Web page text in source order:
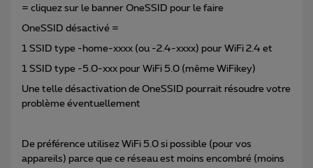
= cliquez sur le banner OneSSID pour le faire
OneSSID désactivé =
1 SSID type -home-xxxx (ou -2.4-xxxx) pour WiFi 2.4 et
1 SSID type -5.0-xxx pour WiFi 5.0 (même WiFikey)
Une telle désactivation de OneSSID pourrait résoudre votre
problème éventuellement
De préférence utilisez WiFi 5.0 si possible (pour vos
appareils) parce que ce réseau est moins encombré (moins